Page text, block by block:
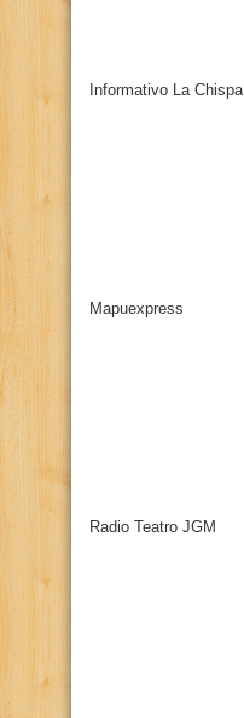
Informativo La Chispa
Mapuexpress
Radio Teatro JGM